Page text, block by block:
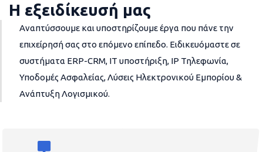
Η εξειδίκευσή μας
Αναπτύσσουμε και υποστηρίζουμε έργα που πάνε την
επιχείρησή σας στο επόμενο επίπεδο. Ειδικευόμαστε σε
συστήματα ERP-CRM, IT υποστήριξη, IP Τηλεφωνία,
Υποδομές Ασφαλείας, Λύσεις Ηλεκτρονικού Εμπορίου &
Ανάπτυξη Λογισμικού.